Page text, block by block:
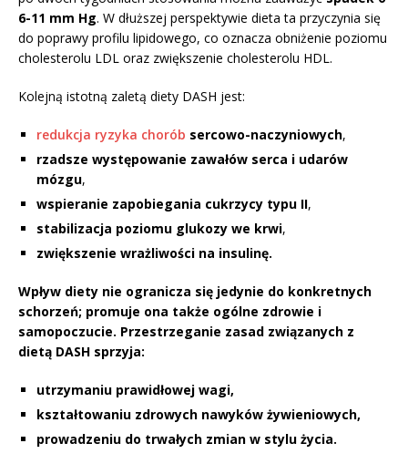
6-11 mm Hg. W dłuższej perspektywie dieta ta przyczynia się
do poprawy profilu lipidowego, co oznacza obniżenie poziomu
cholesterolu LDL oraz zwiększenie cholesterolu HDL.
Kolejną istotną zaletą diety DASH jest:
redukcja ryzyka chorób sercowo-naczyniowych,
rzadsze występowanie zawałów serca i udarów
mózgu,
wspieranie zapobiegania cukrzycy typu II,
stabilizacja poziomu glukozy we krwi,
zwiększenie wrażliwości na insulinę.
Wpływ diety nie ogranicza się jedynie do konkretnych
schorzeń; promuje ona także ogólne zdrowie i
samopoczucie. Przestrzeganie zasad związanych z
dietą DASH sprzyja:
utrzymaniu prawidłowej wagi,
kształtowaniu zdrowych nawyków żywieniowych,
prowadzeniu do trwałych zmian w stylu życia.